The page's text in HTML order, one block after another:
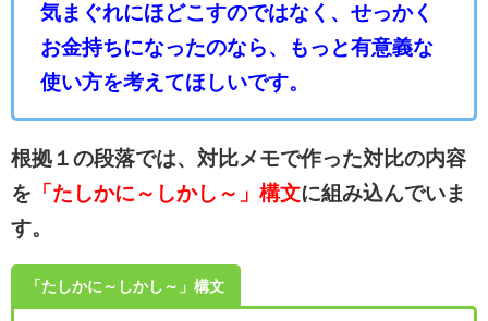
気まぐれにほどこすのではなく、せっかく
お金持ちになったのなら、もっと有意義な
使い方を考えてほしいです。
根拠１の段落では、対比メモで作った対比の内容
を 「たしかに～しかし～」構文に組み込んでいま
す。
「たしかに～しかし～」構文